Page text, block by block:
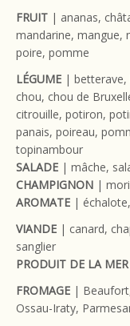
FRUIT | ananas,
mandarine, mangue,
poire, pomme
LÉGUME | betterave,
chou, chou de
citrouille, potiron,
panais, poireau,
topinambour
SALADE | mâche,
CHAMPIGNON |
AROMATE |
VIANDE | canard,
sanglier
PRODUIT DE LA MER
FROMAGE |
Ossau-Iraty,